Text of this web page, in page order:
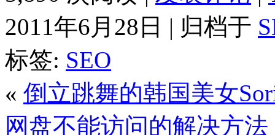
2011年6月28日 | 归档于
标签: SEO
« 倒立跳舞的韩国美女
网盘不能访问的解决方法